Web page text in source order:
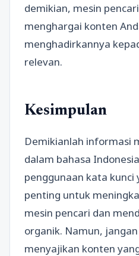
demikian, mesin
menghargai konten
menghadirkannya
relevan.
Kesimpulan
Demikianlah informasi
dalam bahasa
penggunaan kata kunci
penting untuk
mesin pencari dan
organik. Namun,
menyajikan konten